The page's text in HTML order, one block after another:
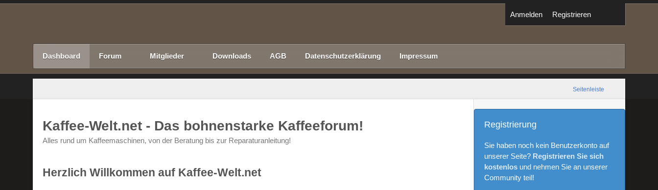
Anmelden Registrieren
Dashboard Forum Mitglieder Downloads AGB Datenschutzerklärung Impressum
Seitenleiste
Kaffee-Welt.net - Das bohnenstarke Kaffeeforum!
Alles rund um Kaffeemaschinen, von der Beratung bis zur Reparaturanleitung!
Herzlich Willkommen auf Kaffee-Welt.net
Registrierung
Sie haben noch kein Benutzerkonto auf
unserer Seite? Registrieren Sie sich
kostenlosund nehmen Sie an unserer
Community teil!